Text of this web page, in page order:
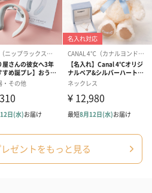
ラッグカプセル：イ
ンススティック
St.OSMANTHUS）
円）
ショートイン
（GRAPE
（880円）
ます。
はいたしません。
ゼントをもっと見る